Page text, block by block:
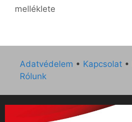
melléklete
Adatvédelem • Kapcsolat •
Rólunk